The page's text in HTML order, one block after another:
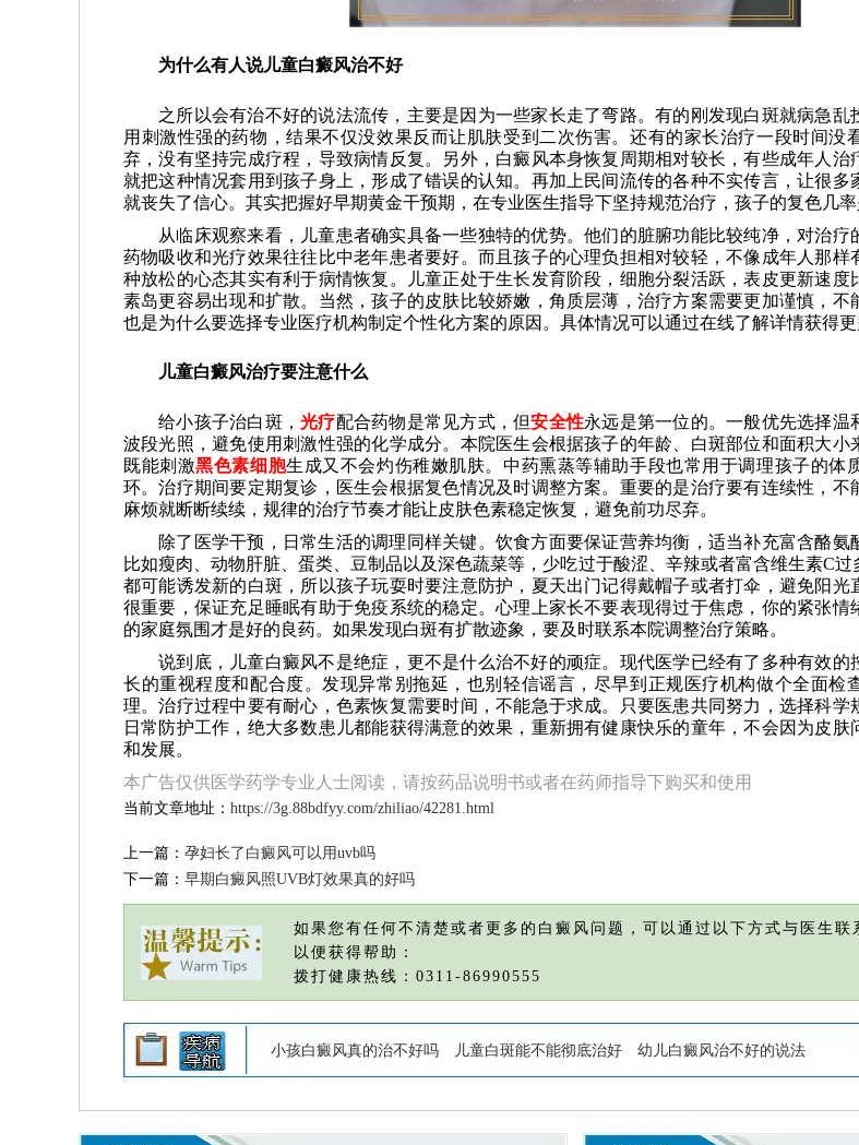
为什么有人说儿童白癜风治不好
之所以会有治不好的说法流传，主要是因为一些家长走了弯路。有的刚发现白斑就病急乱
用刺激性强的药物，结果不仅没效果反而让肌肤受到二次伤害。还有的家长治疗一段时间没
弃，没有坚持完成疗程，导致病情反复。另外，白癜风本身恢复周期相对较长，有些成年人治
就把这种情况套用到孩子身上，形成了错误的认知。再加上民间流传的各种不实传言，让很多
就丧失了信心。其实把握好早期黄金干预期，在专业医生指导下坚持规范治疗，孩子的复色几率
从临床观察来看，儿童患者确实具备一些独特的优势。他们的脏腑功能比较纯净，对治疗
药物吸收和光疗效果往往比中老年患者要好。而且孩子的心理负担相对较轻，不像成年人那样
种放松的心态其实有利于病情恢复。儿童正处于生长发育阶段，细胞分裂活跃，表皮更新速度
素岛更容易出现和扩散。当然，孩子的皮肤比较娇嫩，角质层薄，治疗方案需要更加谨慎，不
也是为什么要选择专业医疗机构制定个性化方案的原因。具体情况可以通过在线了解详情获得更
儿童白癜风治疗要注意什么
给小孩子治白斑， 光疗配合药物是常见方式，但安全性永远是第一位的。一般优先选择温
波段光照，避免使用刺激性强的化学成分。本院医生会根据孩子的年龄、白斑部位和面积大小
既能刺激黑色素细胞生成又不会灼伤稚嫩肌肤。中药熏蒸等辅助手段也常用于调理孩子的体
环。治疗期间要定期复诊，医生会根据复色情况及时调整方案。重要的是治疗要有连续性，不
麻烦就断断续续，规律的治疗节奏才能让皮肤色素稳定恢复，避免前功尽弃。
除了医学干预，日常生活的调理同样关键。饮食方面要保证营养均衡，适当补充富含酪氨
比如瘦肉、动物肝脏、蛋类、豆制品以及深色蔬菜等，少吃过于酸涩、辛辣或者富含维生素C
都可能诱发新的白斑，所以孩子玩耍时要注意防护，夏天出门记得戴帽子或者打伞，避免阳光
很重要，保证充足睡眠有助于免疫系统的稳定。心理上家长不要表现得过于焦虑，你的紧张情
的家庭氛围才是好的良药。如果发现白斑有扩散迹象，要及时联系本院调整治疗策略。
说到底，儿童白癜风不是绝症，更不是什么治不好的顽症。现代医学已经有了多种有效的
长的重视程度和配合度。发现异常别拖延，也别轻信谣言，尽早到正规医疗机构做个全面检
理。治疗过程中要有耐心，色素恢复需要时间，不能急于求成。只要医患共同努力，选择科学
日常防护工作，绝大多数患儿都能获得满意的效果，重新拥有健康快乐的童年，不会因为皮肤
和发展。
本广告仅供医学药学专业人士阅读，请按药品说明书或者在药师指导下购买和使用
当前文章地址： https://3g.88bdfyy.com/zhiliao/42281.html
上一篇： 孕妇长了白癜风可以用uvb吗
下一篇： 早期白癜风照UVB灯效果真的好吗
如果您有任何不清楚或者更多的白癜风问题，可以通过以下方式与医生联
以便获得帮助：
拨打健康热线：0311-86990555
小孩白癜风真的治不好吗 儿童白斑能不能彻底治好 幼儿白癜风治不好的说法